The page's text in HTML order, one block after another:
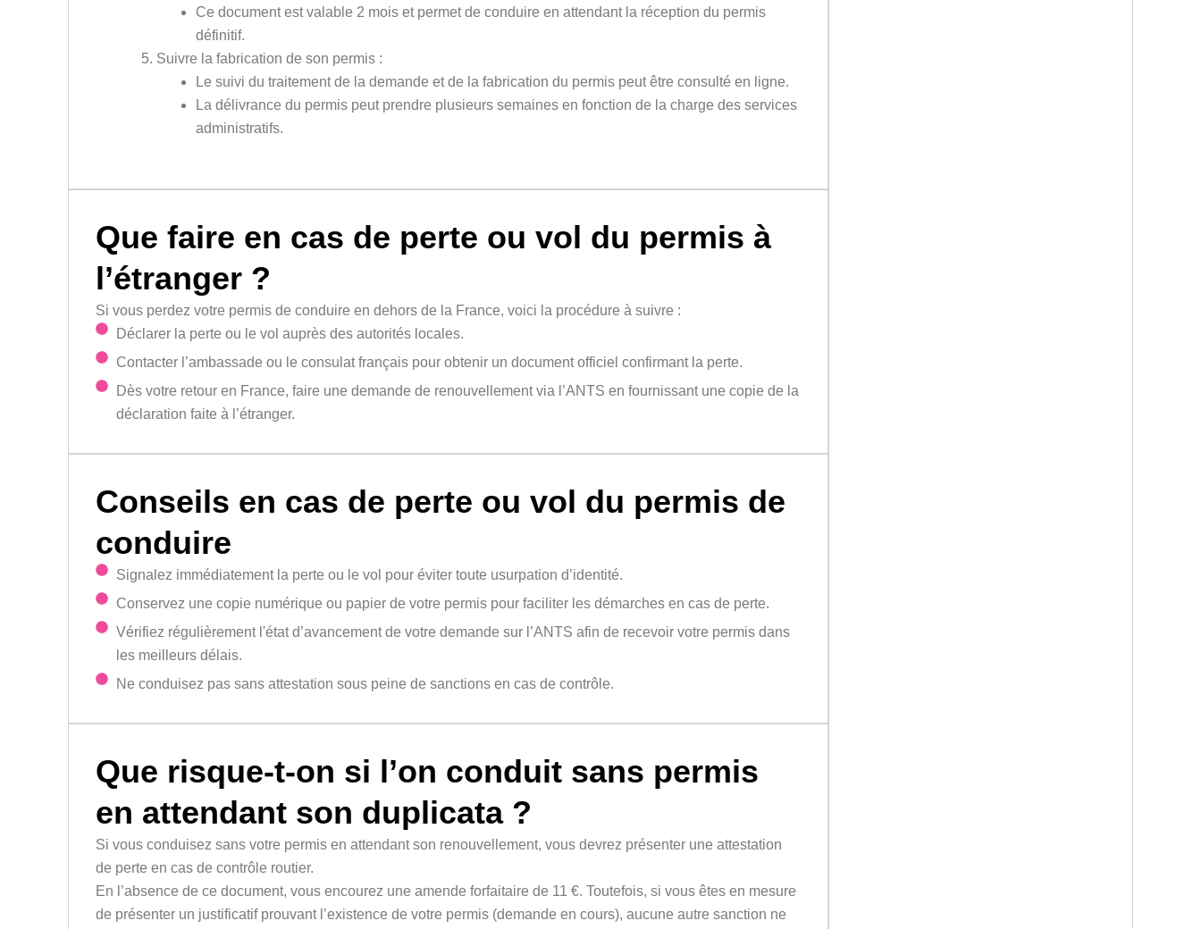
Ce document est valable 2 mois et permet de conduire en attendant la réception du permis
définitif.
Suivre la fabrication de son permis :
Le suivi du traitement de la demande et de la fabrication du permis peut être consulté en ligne.
La délivrance du permis peut prendre plusieurs semaines en fonction de la charge des services
administratifs.
Que faire en cas de perte ou vol du permis à
l’étranger ?
Si vous perdez votre permis de conduire en dehors de la France, voici la procédure à suivre :
Déclarer la perte ou le vol auprès des autorités locales.
Contacter l’ambassade ou le consulat français pour obtenir un document officiel confirmant la perte.
Dès votre retour en France, faire une demande de renouvellement via l’ANTS en fournissant une copie de la
déclaration faite à l’étranger.
Conseils en cas de perte ou vol du permis de
conduire
Signalez immédiatement la perte ou le vol pour éviter toute usurpation d’identité.
Conservez une copie numérique ou papier de votre permis pour faciliter les démarches en cas de perte.
Vérifiez régulièrement l'état d’avancement de votre demande sur l’ANTS afin de recevoir votre permis dans
les meilleurs délais.
Ne conduisez pas sans attestation sous peine de sanctions en cas de contrôle.
Que risque-t-on si l’on conduit sans permis
en attendant son duplicata ?
Si vous conduisez sans votre permis en attendant son renouvellement, vous devrez présenter une attestation
de perte en cas de contrôle routier.
En l’absence de ce document, vous encourez une amende forfaitaire de 11 €. Toutefois, si vous êtes en mesure
de présenter un justificatif prouvant l’existence de votre permis (demande en cours), aucune autre sanction ne